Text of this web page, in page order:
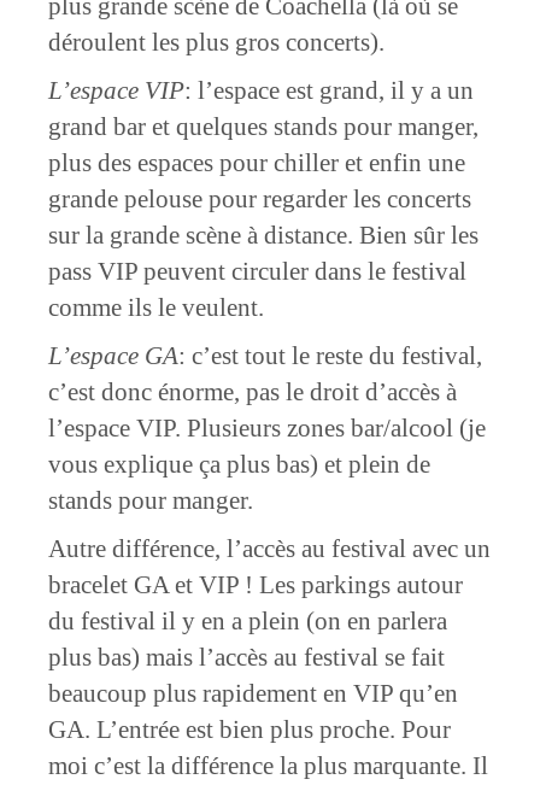
déroulent les plus gros concerts).
L’espace VIP: l’espace est grand, il y a un
grand bar et quelques stands pour manger,
plus des espaces pour chiller et enfin une
grande pelouse pour regarder les concerts
sur la grande scène à distance. Bien sûr les
pass VIP peuvent circuler dans le festival
comme ils le veulent.
L’espace GA: c’est tout le reste du festival,
c’est donc énorme, pas le droit d’accès à
l’espace VIP. Plusieurs zones bar/alcool (je
vous explique ça plus bas) et plein de
stands pour manger.
Autre différence, l’accès au festival avec un
bracelet GA et VIP ! Les parkings autour
du festival il y en a plein (on en parlera
plus bas) mais l’accès au festival se fait
beaucoup plus rapidement en VIP qu’en
GA. L’entrée est bien plus proche. Pour
moi c’est la différence la plus marquante. Il